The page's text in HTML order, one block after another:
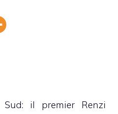
il premier Renzi